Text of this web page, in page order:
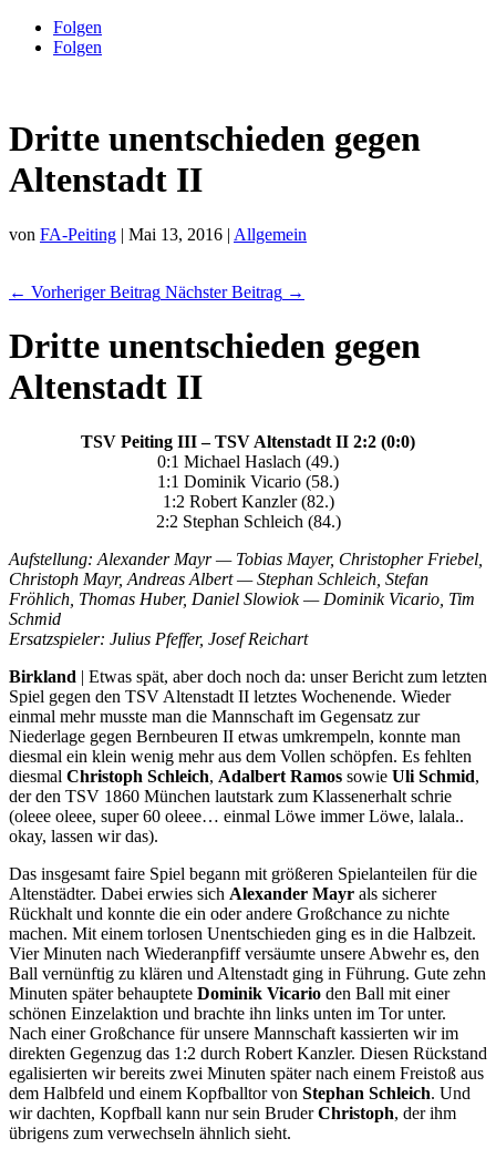
Folgen
Folgen
Dritte unentschieden gegen
Altenstadt II
von FA-Peiting | Mai 13, 2016 | Allgemein
← Vorheriger Beitrag Nächster Beitrag →
Dritte unentschieden gegen
Altenstadt II
TSV Peiting III – TSV Altenstadt II 2:2 (0:0)
0:1 Michael Haslach (49.)
1:1 Dominik Vicario (58.)
1:2 Robert Kanzler (82.)
2:2 Stephan Schleich (84.)
Aufstellung: Alexander Mayr — Tobias Mayer, Christopher Friebel,
Christoph Mayr, Andreas Albert — Stephan Schleich, Stefan
Fröhlich, Thomas Huber, Daniel Slowiok — Dominik Vicario, Tim
Schmid
Ersatzspieler: Julius Pfeffer, Josef Reichart
Birkland | Etwas spät, aber doch noch da: unser Bericht zum letzten
Spiel gegen den TSV Altenstadt II letztes Wochenende. Wieder
einmal mehr musste man die Mannschaft im Gegensatz zur
Niederlage gegen Bernbeuren II etwas umkrempeln, konnte man
diesmal ein klein wenig mehr aus dem Vollen schöpfen. Es fehlten
diesmal Christoph Schleich, Adalbert Ramos sowie Uli Schmid,
der den TSV 1860 München lautstark zum Klassenerhalt schrie
(oleee oleee, super 60 oleee… einmal Löwe immer Löwe, lalala..
okay, lassen wir das).
Das insgesamt faire Spiel begann mit größeren Spielanteilen für die
Altenstädter. Dabei erwies sich Alexander Mayr als sicherer
Rückhalt und konnte die ein oder andere Großchance zu nichte
machen. Mit einem torlosen Unentschieden ging es in die Halbzeit.
Vier Minuten nach Wiederanpfiff versäumte unsere Abwehr es, den
Ball vernünftig zu klären und Altenstadt ging in Führung. Gute zehn
Minuten später behauptete Dominik Vicario den Ball mit einer
schönen Einzelaktion und brachte ihn links unten im Tor unter.
Nach einer Großchance für unsere Mannschaft kassierten wir im
direkten Gegenzug das 1:2 durch Robert Kanzler. Diesen Rückstand
egalisierten wir bereits zwei Minuten später nach einem Freistoß aus
dem Halbfeld und einem Kopfballtor von Stephan Schleich. Und
wir dachten, Kopfball kann nur sein BruderChristoph, der ihm
übrigens zum verwechseln ähnlich sieht.